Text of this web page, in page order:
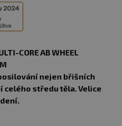
CORE AB WHEEL
nejen břišních
celého středu těla. Velice